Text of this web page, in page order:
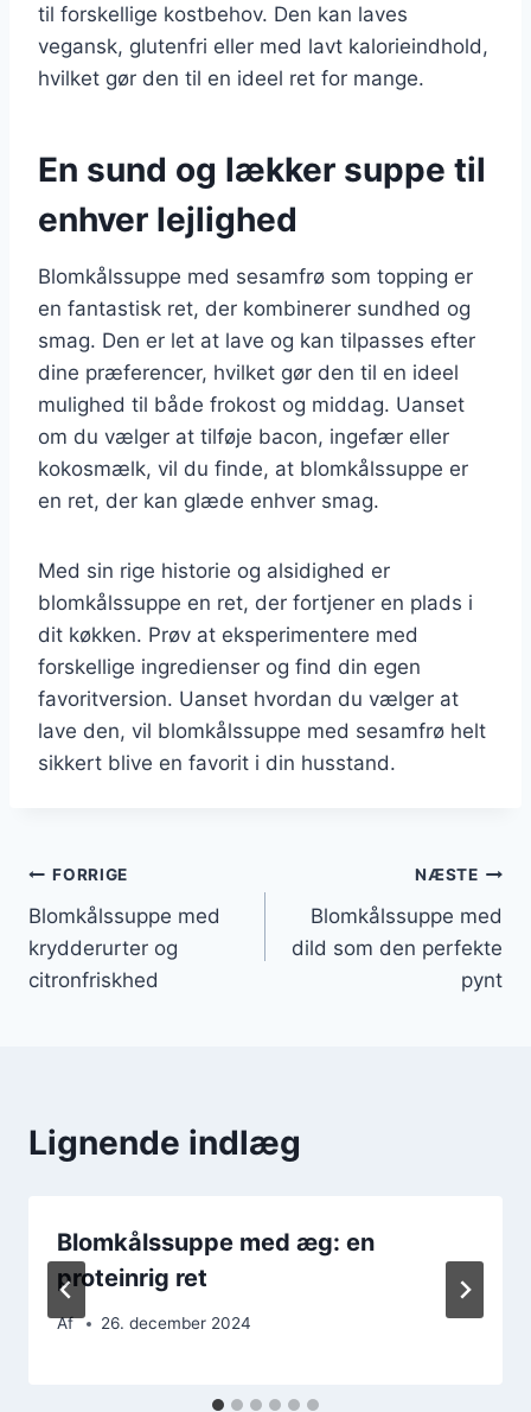
til forskellige kostbehov. Den kan laves
vegansk, glutenfri eller med lavt kalorieindhold,
hvilket gør den til en ideel ret for mange.
En sund og lækker suppe til
enhver lejlighed
Blomkålssuppe med sesamfrø som topping er
en fantastisk ret, der kombinerer sundhed og
smag. Den er let at lave og kan tilpasses efter
dine præferencer, hvilket gør den til en ideel
mulighed til både frokost og middag. Uanset
om du vælger at tilføje bacon, ingefær eller
kokosmælk, vil du finde, at blomkålssuppe er
en ret, der kan glæde enhver smag.
Med sin rige historie og alsidighed er
blomkålssuppe en ret, der fortjener en plads i
dit køkken. Prøv at eksperimentere med
forskellige ingredienser og find din egen
favoritversion. Uanset hvordan du vælger at
lave den, vil blomkålssuppe med sesamfrø helt
sikkert blive en favorit i din husstand.
Indlægsnavigation
FORRIGE
Blomkålssuppe med
krydderurter og
citronfriskhed
NÆSTE
Blomkålssuppe med
dild som den perfekte
pynt
Lignende indlæg
Blomkålssuppe med æg: en
proteinrig ret
Af 26. december 2024